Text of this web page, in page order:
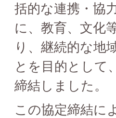
括的な連携・協
に、教育、文化
り、継続的な地
とを目的として
締結しました。
この協定締結に